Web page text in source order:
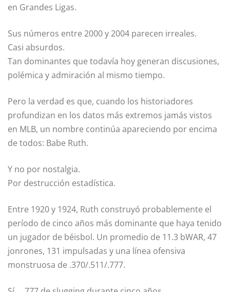
en Grandes Ligas.
Sus números entre 2000 y 2004 parecen irreales.
Casi absurdos.
Tan dominantes que todavía hoy generan discusiones,
polémica y admiración al mismo tiempo.
Pero la verdad es que, cuando los historiadores
profundizan en los datos más extremos jamás vistos
en MLB, un nombre continúa apareciendo por encima
de todos: Babe Ruth.
Y no por nostalgia.
Por destrucción estadística.
Entre 1920 y 1924, Ruth construyó probablemente el
período de cinco años más dominante que haya tenido
un jugador de béisbol. Un promedio de 11.3 bWAR, 47
jonrones, 131 impulsadas y una línea ofensiva
monstruosa de .370/.511/.777.